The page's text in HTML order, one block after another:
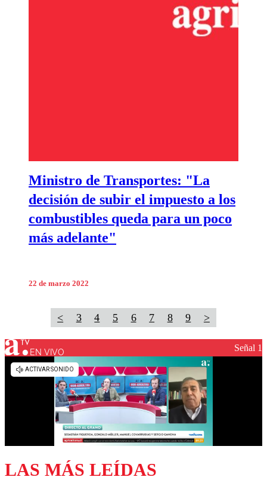
Ministro de Transportes: "La
decisión de subir el impuesto a los
combustibles queda para un poco
más adelante"
22 de marzo 2022
< 3 4 5 6 7 8 9 >
EN VIVO Señal 1
LAS MÁS LEÍDAS